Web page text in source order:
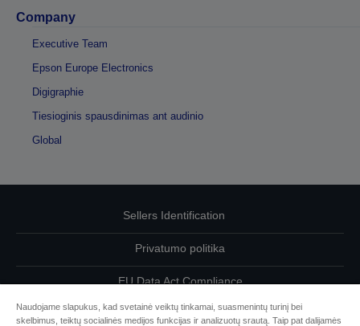
Company
Executive Team
Epson Europe Electronics
Digigraphie
Tiesioginis spausdinimas ant audinio
Global
Sellers Identification
Privatumo politika
EU Data Act Compliance
Susisiekite su mumis dėl savo duomenų
Naudojame slapukus, kad svetainė veiktų tinkamai, suasmenintų turinį bei
skelbimus, teiktų socialinės medijos funkcijas ir analizuotų srautą. Taip pat dalijamės